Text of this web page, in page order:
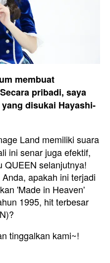
membuat
pribadi, saya
disukai Hayashi-
Land memiliki suara
ini senar juga efektif,
QUEEN selanjutnya!
apakah ini terjadi
'Made in Heaven'
1995, hit terbesar
tinggalkan kami~!